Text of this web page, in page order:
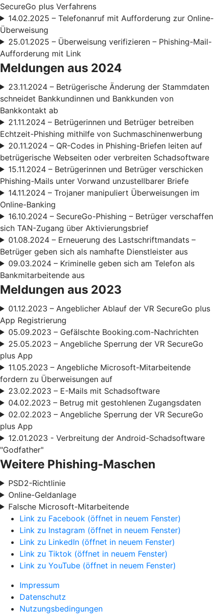
SecureGo plus Verfahrens
14.02.2025 – Telefonanruf mit Aufforderung zur Online-
Überweisung
25.01.2025 – Überweisung verifizieren – Phishing-Mail-
Aufforderung mit Link
Meldungen aus 2024
23.11.2024 – Betrügerische Änderung der Stammdaten
schneidet Bankkundinnen und Bankkunden von
Bankkontakt ab
21.11.2024 – Betrügerinnen und Betrüger betreiben
Echtzeit-Phishing mithilfe von Suchmaschinenwerbung
20.11.2024 – QR-Codes in Phishing-Briefen leiten auf
betrügerische Webseiten oder verbreiten Schadsoftware
15.11.2024 – Betrügerinnen und Betrüger verschicken
Phishing-Mails unter Vorwand unzustellbarer Briefe
14.11.2024 – Trojaner manipuliert Überweisungen im
Online-Banking
16.10.2024 – SecureGo-Phishing – Betrüger verschaffen
sich TAN-Zugang über Aktivierungsbrief
01.08.2024 – Erneuerung des Lastschriftmandats –
Betrüger geben sich als namhafte Dienstleister aus
09.03.2024 – Kriminelle geben sich am Telefon als
Bankmitarbeitende aus
Meldungen aus 2023
01.12.2023 – Angeblicher Ablauf der VR SecureGo plus
App Registrierung
05.09.2023 – Gefälschte Booking.com-Nachrichten
25.05.2023 – Angebliche Sperrung der VR SecureGo
plus App
11.05.2023 – Angebliche Microsoft-Mitarbeitende
fordern zu Überweisungen auf
23.02.2023 – E-Mails mit Schadsoftware
04.02.2023 – Betrug mit gestohlenen Zugangsdaten
02.02.2023 – Angebliche Sperrung der VR SecureGo
plus App
12.01.2023 - Verbreitung der Android-Schadsoftware
"Godfather"
Weitere Phishing-Maschen
PSD2-Richtlinie
Online-Geldanlage
Falsche Microsoft-Mitarbeitende
Link zu Facebook (öffnet in neuem Fenster)
Link zu Instagram (öffnet in neuem Fenster)
Link zu LinkedIn (öffnet in neuem Fenster)
Link zu Tiktok (öffnet in neuem Fenster)
Link zu YouTube (öffnet in neuem Fenster)
Impressum
Datenschutz
Nutzungsbedingungen